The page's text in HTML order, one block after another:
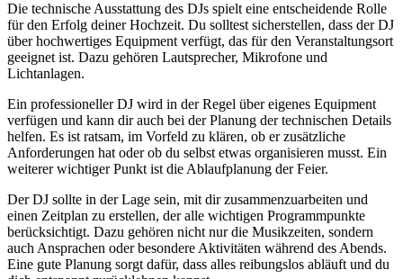
Die technische Ausstattung des DJs spielt eine entscheidende Rolle
für den Erfolg deiner Hochzeit. Du solltest sicherstellen, dass der DJ
über hochwertiges Equipment verfügt, das für den Veranstaltungsort
geeignet ist. Dazu gehören Lautsprecher, Mikrofone und
Lichtanlagen.
Ein professioneller DJ wird in der Regel über eigenes Equipment
verfügen und kann dir auch bei der Planung der technischen Details
helfen. Es ist ratsam, im Vorfeld zu klären, ob er zusätzliche
Anforderungen hat oder ob du selbst etwas organisieren musst. Ein
weiterer wichtiger Punkt ist die Ablaufplanung der Feier.
Der DJ sollte in der Lage sein, mit dir zusammenzuarbeiten und
einen Zeitplan zu erstellen, der alle wichtigen Programmpunkte
berücksichtigt. Dazu gehören nicht nur die Musikzeiten, sondern
auch Ansprachen oder besondere Aktivitäten während des Abends.
Eine gute Planung sorgt dafür, dass alles reibungslos abläuft und du